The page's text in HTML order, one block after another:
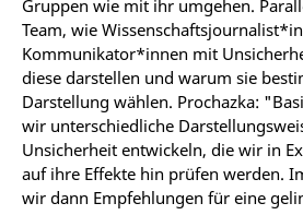
Gruppen wie mit ihr umgehen.
Team, wie
Kommunikator*innen mit
diese darstellen und warum sie
Darstellung wählen. Prochazka:
wir unterschiedliche
Unsicherheit entwickeln, die wir in
auf ihre Effekte hin prüfen werden.
wir dann Empfehlungen für eine